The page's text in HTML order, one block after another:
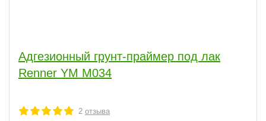
Адгезионный грунт-праймер под лак
Renner YМ М034
2 отзыва